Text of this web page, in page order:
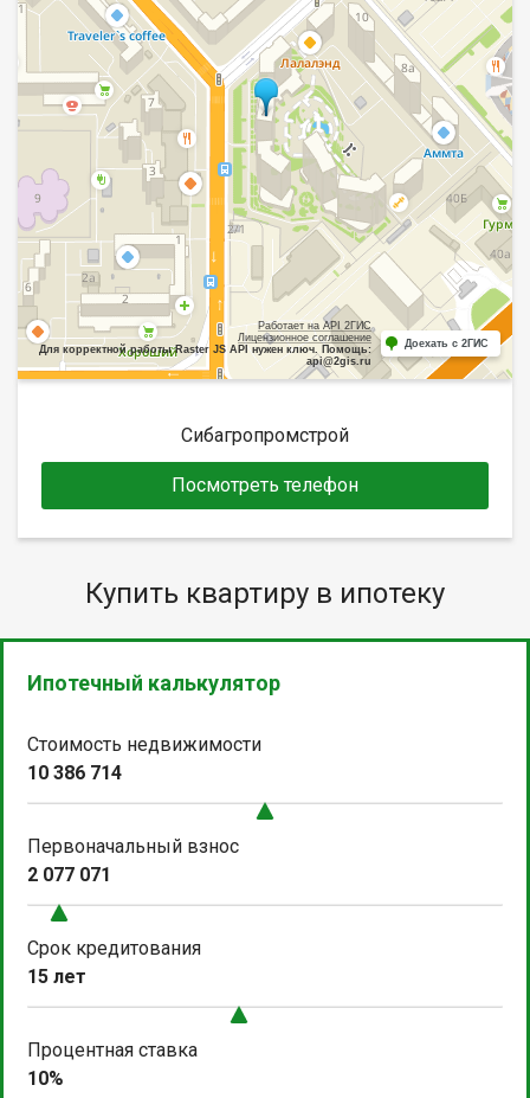
Работает на API 2ГИС
Лицензионное соглашение
Для корректной работы Raster JS API нужен ключ. Помощь:
api@2gis.ru
Доехать с 2ГИС
Сибагропромстрой
Посмотреть телефон
Купить квартиру в ипотеку
Ипотечный калькулятор
Стоимость недвижимости
10 386 714
Первоначальный взнос
2 077 071
Срок кредитования
15 лет
Процентная ставка
10%